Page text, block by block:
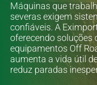
Máquinas que
severas exigem
confiáveis. A
oferecendo soluções
equipamentos Off
aumenta a vida útil
reduz paradas